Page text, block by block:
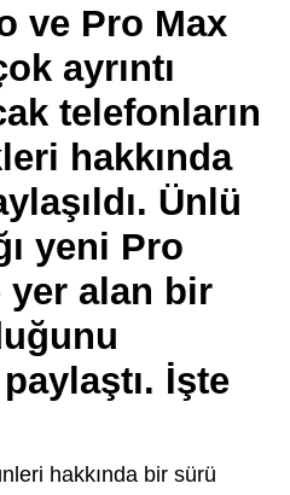
ve Pro Max
ayrıntı
telefonların
hakkında
Ünlü
yeni Pro
yer alan bir
İşte
hakkında bir sürü